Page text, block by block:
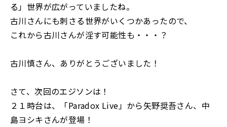
る」世界が広がっていましたね。
古川さんにも刺さる世界がいくつかあったので、
これから古川さんが淫す可能性も・・・？
古川慎さん、ありがとうございました！
さて、次回のエジソンは！
２１時台は、「Paradox Live」から矢野奨吾さん、中
島ヨシキさんが登場！